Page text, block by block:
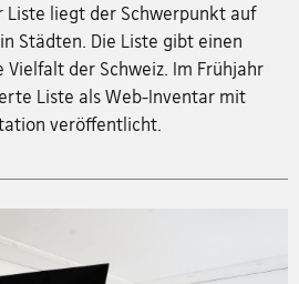
Liste liegt der Schwerpunkt auf
Städten. Die Liste gibt einen
der Schweiz. Im Frühjahr
Liste als Web-Inventar mit
veröffentlicht.